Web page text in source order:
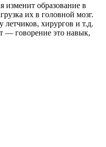
изменит образование в
их в головной мозг.
летчиков, хирургов и т.д.
— говорение это навык,